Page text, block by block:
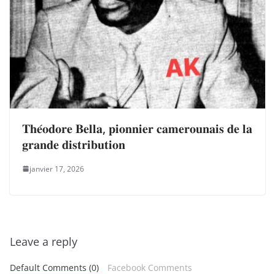
𝐓𝐡𝐞́𝐨𝐝𝐨𝐫𝐞 𝐁𝐞𝐥𝐥𝐚, 𝐩𝐢𝐨𝐧𝐧𝐢𝐞𝐫 𝐜𝐚𝐦𝐞𝐫𝐨𝐮𝐧𝐚𝐢𝐬 𝐝𝐞 𝐥𝐚
𝐠𝐫𝐚𝐧𝐝𝐞 𝐝𝐢𝐬𝐭𝐫𝐢𝐛𝐮𝐭𝐢𝐨𝐧
janvier 17, 2026
Leave a reply
Default Comments (0) Facebook Comments